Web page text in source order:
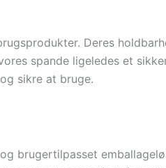
Deres
spande ligeledes et
sikre at bruge.
brugertilpasset